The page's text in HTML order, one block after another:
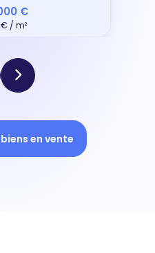
€
/ m²
en vente